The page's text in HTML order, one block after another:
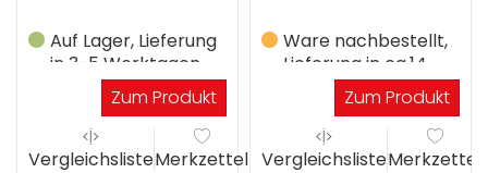
Auf Lager, Lieferung
in 3-5 Werktagen
Zum Produkt
VergleichslisteMerkzettel
Ware nachbestellt,
Lieferung in ca.14
WerktagenZum Produkt
VergleichslisteMerkzettel